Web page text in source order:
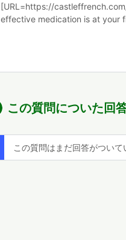
[URL=https://
effective medication is at your
この質問についた回
この質問はまだ回答がついて